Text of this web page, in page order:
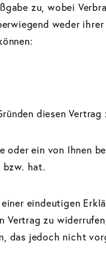
zu, wobei
weder
diesen
oder ein von Ihnen
bzw. hat.
eindeutigen
Vertrag zu
das jedoch nicht